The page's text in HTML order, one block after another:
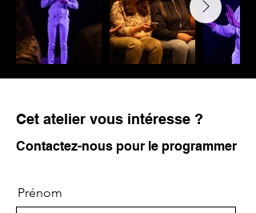
Cet atelier vous intéresse ?
Contactez-nous pour le programmer
Prénom